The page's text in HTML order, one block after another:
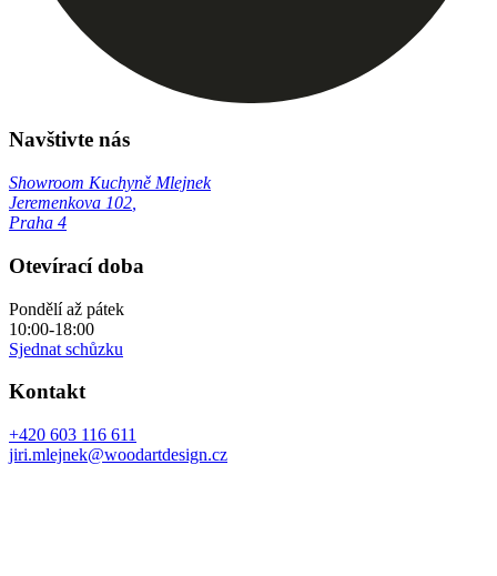
Navštivte nás
Showroom Kuchyně Mlejnek
Jeremenkova 102
Praha 4
Otevírací doba
Pondělí až pátek
10:00-18:00
Sjednat schůzku
Kontakt
+420 603 116 611
jiri.mlejnek@woodartdesign.cz